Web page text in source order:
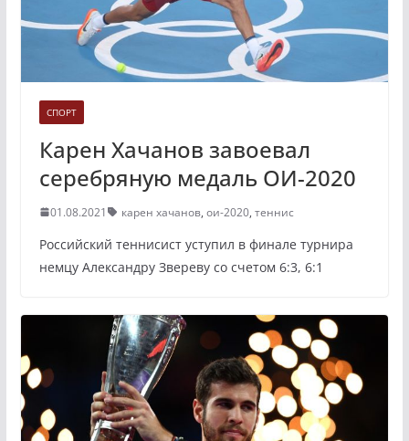
СПОРТ
Карен Хачанов завоевал
серебряную медаль ОИ-2020
01.08.2021 карен хачанов, ои-2020, теннис
Российский теннисист уступил в финале турнира
немцу Александру Звереву со счетом 6:3, 6:1